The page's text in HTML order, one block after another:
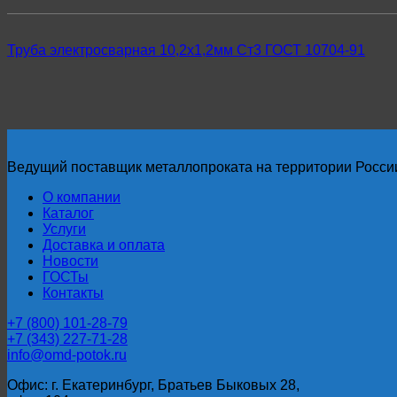
Труба электросварная 10,2х1,2мм Ст3 ГОСТ 10704-91
Ведущий поставщик металлопроката на территории
О компании
Каталог
Услуги
Доставка и оплата
Новости
ГОСТы
Контакты
+7 (800) 101-28-79
+7 (343) 227-71-28
info@omd-potok.ru
Офис: г. Екатеринбург, Братьев Быковых 28,